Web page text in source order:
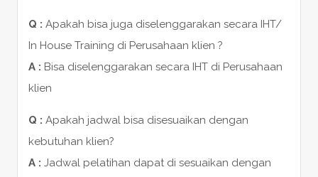
Q : Apakah bisa juga diselenggarakan secara IHT/
In House Training di Perusahaan klien ?
A : Bisa diselenggarakan secara IHT di Perusahaan
klien
Q : Apakah jadwal bisa disesuaikan dengan
kebutuhan klien?
A : Jadwal pelatihan dapat di sesuaikan dengan